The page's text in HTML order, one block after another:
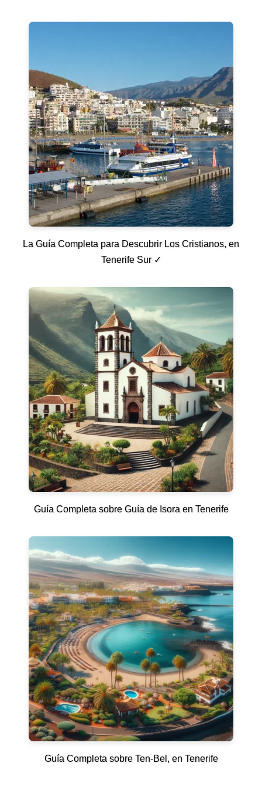
La Guía Completa para Descubrir Los Cristianos, en
Tenerife Sur ✓
Guía Completa sobre Guía de Isora en Tenerife
Guía Completa sobre Ten-Bel, en Tenerife